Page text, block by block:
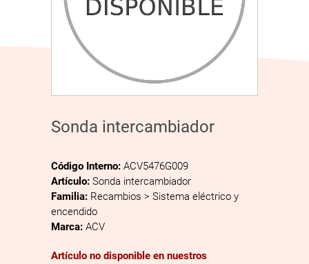
Sonda intercambiador
Código Interno: ACV5476G009
Artículo: Sonda intercambiador
Familia: Recambios > Sistema eléctrico y
encendido
Marca: ACV
Artículo no disponible en nuestros